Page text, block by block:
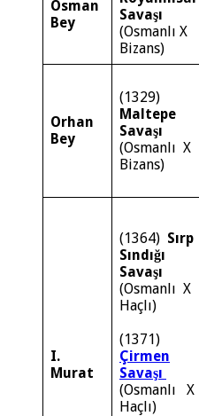
Osman
Bey
Savaşı
(Osmanlı X
Bizans)
Orhan
Bey
(1329)
Maltepe
Savaşı
(Osmanlı X
Bizans)
I.
Murat
(1364) Sırp
Sındığı
Savaşı
(Osmanlı X
Haçlı)
(1371)
Çirmen
Savaşı
(Osmanlı X
Haçlı)